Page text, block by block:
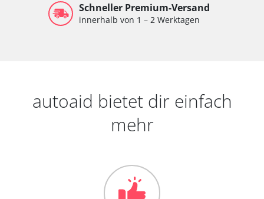
Schneller Premium-Versand
innerhalb von 1 – 2 Werktagen
autoaid bietet dir einfach
mehr